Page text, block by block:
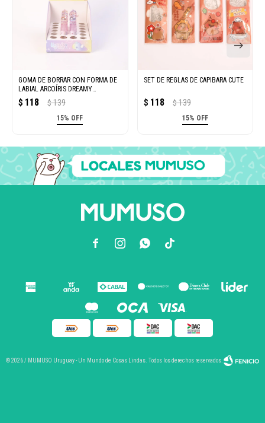
GOMA DE BORRAR CON FORMA DE
LABIAL ARCOÍRIS DREAMY
(UNICORNIO DE CRISTAL)
$ 118 $ 139
15% OFF
SET DE REGLAS DE CAPIBARA CUTE
$ 118 $ 139
15% OFF
  
© 2026 / MUMUSO Uruguay - Un Mundo de Cosas Lindas. Todos los derechos reservados.